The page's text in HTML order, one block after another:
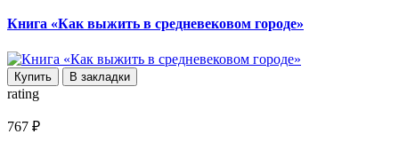
Книга «Как выжить в средневековом городе»
Купить В закладки
rating
767 ₽